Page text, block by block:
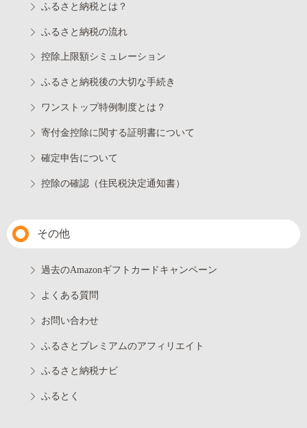
ふるさと納税とは？
ふるさと納税の流れ
控除上限額シミュレーション
ふるさと納税後の大切な手続き
ワンストップ特例制度とは？
寄付金控除に関する証明書について
確定申告について
控除の確認（住民税決定通知書）
その他
過去のAmazonギフトカードキャンペーン
よくある質問
お問い合わせ
ふるさとプレミアムのアフィリエイト
ふるさと納税ナビ
ふるとく